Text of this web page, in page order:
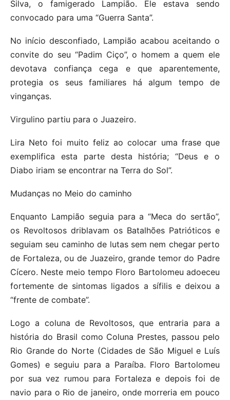
Silva, o famigerado Lampião. Ele estava sendo
convocado para uma “Guerra Santa”.
No início desconfiado, Lampião acabou aceitando o
convite do seu “Padim Ciço”, o homem a quem ele
devotava confiança cega e que aparentemente,
protegia os seus familiares há algum tempo de
vinganças.
Virgulino partiu para o Juazeiro.
Lira Neto foi muito feliz ao colocar uma frase que
exemplifica esta parte desta história; “Deus e o
Diabo iriam se encontrar na Terra do Sol”.
Mudanças no Meio do caminho
Enquanto Lampião seguia para a “Meca do sertão”,
os Revoltosos driblavam os Batalhões Patrióticos e
seguiam seu caminho de lutas sem nem chegar perto
de Fortaleza, ou de Juazeiro, grande temor do Padre
Cícero. Neste meio tempo Floro Bartolomeu adoeceu
fortemente de sintomas ligados a sífilis e deixou a
“frente de combate”.
Logo a coluna de Revoltosos, que entraria para a
história do Brasil como Coluna Prestes, passou pelo
Rio Grande do Norte (Cidades de São Miguel e Luís
Gomes) e seguiu para a Paraíba. Floro Bartolomeu
por sua vez rumou para Fortaleza e depois foi de
navio para o Rio de janeiro, onde morreria em pouco